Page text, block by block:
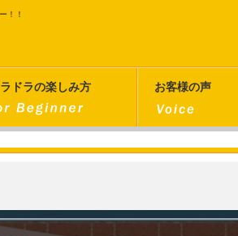
！！
ラドラの楽しみ方 お客様の声